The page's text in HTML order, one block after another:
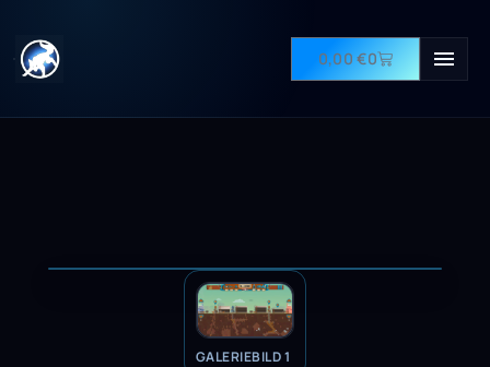
0,00€0
GALERIEBILD 1